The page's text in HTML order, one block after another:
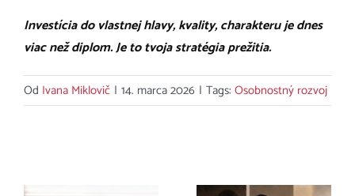
Investícia do vlastnej hlavy, kvality, charakteru je dnes
viac než diplom. Je to tvoja stratégia prežitia.
Od Ivana Miklovič | 14. marca 2026 | Tags: Osobnostný rozvoj